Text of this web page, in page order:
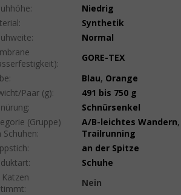
:
Niedrig
:
Synthetik
:
Normal
:
GORE-TEX
: Blau, Orange
Paar (g):
491 bis 750 g
:
Schnürsenkel
(Gruppe)
Schuhen:
A/B-leichtes Wandern,
Trailrunning
:
an der Spitze
:
Schuhe
Katzen
:
Nein